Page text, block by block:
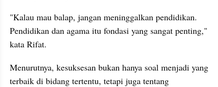
"Kalau mau balap, jangan meninggalkan pendidikan.
Pendidikan dan agama itu fondasi yang sangat penting,"
kata Rifat.
Menurutnya, kesuksesan bukan hanya soal menjadi yang
terbaik di bidang tertentu, tetapi juga tentang